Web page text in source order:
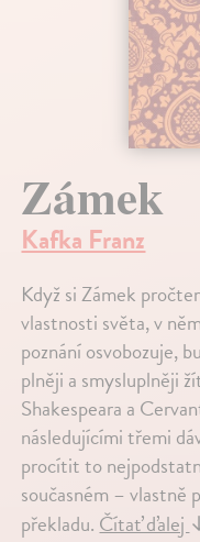
Zámek
Kafka Franz
Když si Zámek
vlastnosti světa, v
poznání osvobozuje,
plněji a smysluplněji
Shakespeara a
následujícími třemi
procítit to
současném – vlastně
překladu.Čítať ďalej